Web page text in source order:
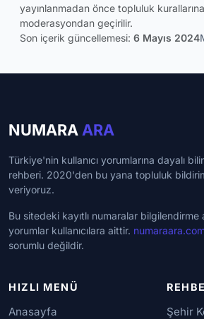
yayınlanmadan önce topluluk
moderasyondan geçirilir.
Son içerik güncellemesi: 6 Mayıs 2024
NUMARA ARA
Türkiye'nin kullanıcı yorumlarına dayalı
rehberi. 2020'den bu yana topluluk
veriyoruz.
Bu sitedeki kayıtlı numaralar bilgilendirme
yorumlar kullanıcılara aittir.
sorumlu değildir.
HIZLI MENÜ
Anasayfa Şehir